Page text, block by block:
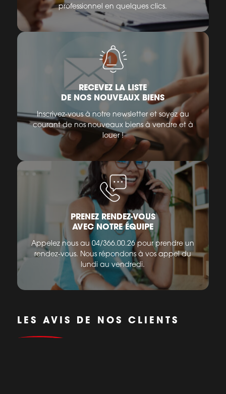
professionnel en quelques clics.
RECEVEZ LA LISTE
DE NOS NOUVEAUX BIENS
Inscrivez-vous à notre newsletter et soyez au
courant de nos nouveaux biens à vendre et à
louer !
PRENEZ RENDEZ-VOUS
AVEC NOTRE ÉQUIPE
Appelez nous au 04/366.00.26 pour prendre un
rendez-vous. Nous répondons à vos appel du
lundi au vendredi.
LES AVIS DE NOS CLIENTS